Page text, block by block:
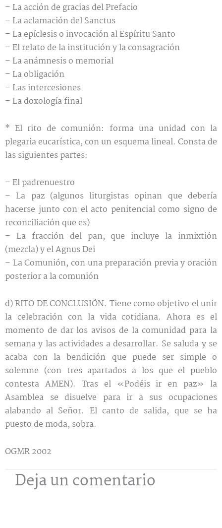
– La acción de gracias del Prefacio
– La aclamación del Sanctus
– La epíclesis o invocación al Espíritu Santo
– El relato de la institución y la consagración
– La anámnesis o memorial
– La obligación
– Las intercesiones
– La doxología final
* El rito de comunión: forma una unidad con la
plegaria eucarística, con un esquema lineal. Consta de
las siguientes partes:
– El padrenuestro
– La paz (algunos liturgistas opinan que debería
hacerse junto con el acto penitencial como signo de
reconciliación que es)
– La fracción del pan, que incluye la inmixtión
(mezcla) y el Agnus Dei
– La Comunión, con una preparación previa y oración
posterior a la comunión
d) RITO DE CONCLUSIÓN. Tiene como objetivo el unir
la celebración con la vida cotidiana. Ahora es el
momento de dar los avisos de la comunidad para la
semana y las actividades a desarrollar. Se saluda y se
acaba con la bendición que puede ser simple o
solemne (con tres apartados a los que el pueblo
contesta AMEN). Tras el «Podéis ir en paz» la
Asamblea se disuelve para ir a sus ocupaciones
alabando al Señor. El canto de salida, que se ha
puesto de moda, sobra.
OGMR 2002
Deja un comentario